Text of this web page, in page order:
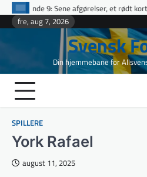
Skip
et rødt kort i Uppsala og fuldt
fre, aug 7, 2026
Svensk
Din hjemmebane for
SPILLERE
York Rafael
august 11, 2025